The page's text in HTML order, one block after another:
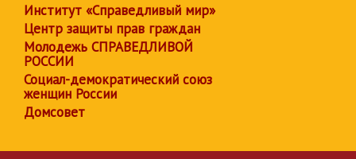
Институт «Справедливый мир»
Центр защиты прав граждан
Молодежь СПРАВЕДЛИВОЙ
РОССИИ
Социал-демократический союз
женщин России
Домсовет